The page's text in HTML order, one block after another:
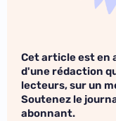
Cet article est en
d'une rédaction
lecteurs, sur un
Soutenez le
abonnant.